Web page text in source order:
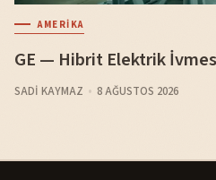
AMERIKA
GE — Hibrit Elektrik
SADI KAYMAZ 8 AĞUSTOS 2026